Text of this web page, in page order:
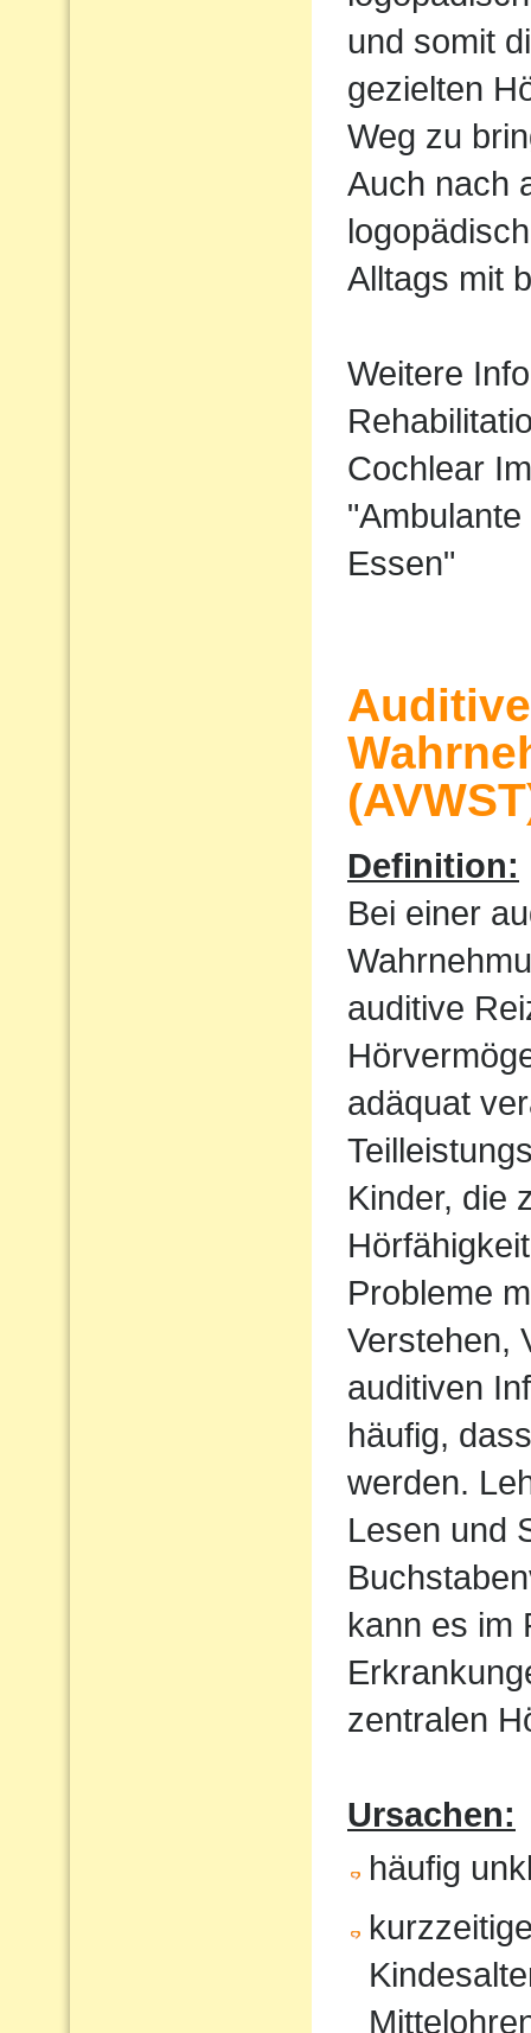
und somit
gezielten
Weg zu
Auch nach
Alltags mit
Weitere
Cochlear
Essen"
Definition:
Bei einer
auditive
adäquat
Kinder, die
Probleme
Verstehen,
auditiven
häufig,
werden.
Lesen und
kann es im
zentralen
Ursachen:
häufig